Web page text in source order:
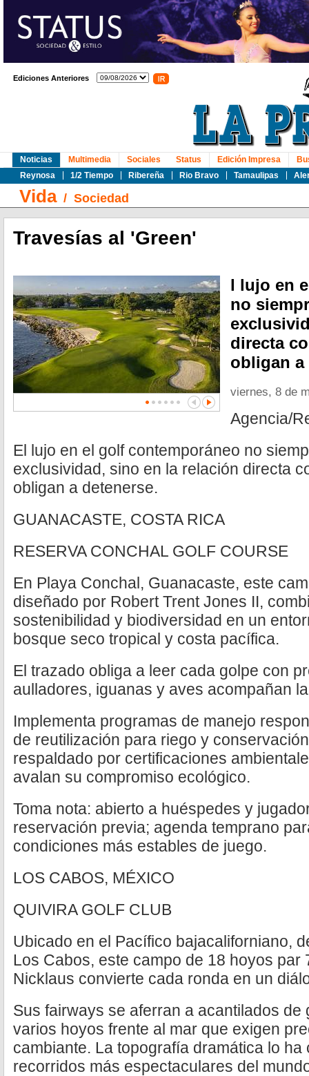
Ediciones Anteriores
Noticias
Reynosa
1/2 Tiempo Ribereña Rio Bravo Tamaulipas
Multimedia Sociales Status Edición Impresa
Vida/ Sociedad
Travesías al 'Green'
l lujo en
no
directa
obligan a
viernes, 8 de
Agencia/
El lujo en el golf contemporáneo no
exclusividad, sino en la relación directa
obligan a detenerse.
GUANACASTE, COSTA RICA
RESERVA CONCHAL GOLF COURSE
En Playa Conchal, Guanacaste, este
diseñado por Robert Trent Jones II,
sostenibilidad y biodiversidad en un
bosque seco tropical y costa pacífica.
El trazado obliga a leer cada golpe con
aulladores, iguanas y aves acompañan
Implementa programas de manejo
de reutilización para riego y
respaldado por certificaciones
avalan su compromiso ecológico.
Toma nota: abierto a huéspedes y
reservación previa; agenda temprano
condiciones más estables de juego.
LOS CABOS, MÉXICO
QUIVIRA GOLF CLUB
Ubicado en el Pacífico bajacaliforniano,
Los Cabos, este campo de 18 hoyos par
Nicklaus convierte cada ronda en un
Sus fairways se aferran a acantilados de
varios hoyos frente al mar que exigen
cambiante. La topografía dramática lo ha
recorridos más espectaculares del